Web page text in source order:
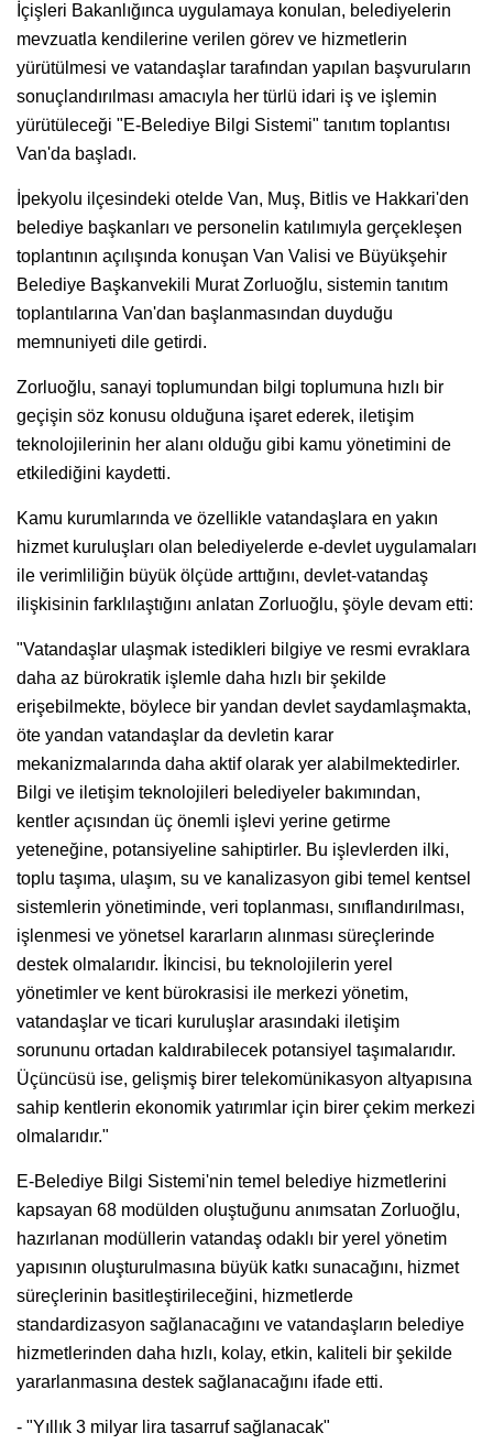
İçişleri Bakanlığınca uygulamaya konulan, belediyelerin
mevzuatla kendilerine verilen görev ve hizmetlerin
yürütülmesi ve vatandaşlar tarafından yapılan başvuruların
sonuçlandırılması amacıyla her türlü idari iş ve işlemin
yürütüleceği "E-Belediye Bilgi Sistemi" tanıtım toplantısı
Van'da başladı.
İpekyolu ilçesindeki otelde Van, Muş, Bitlis ve Hakkari'den
belediye başkanları ve personelin katılımıyla gerçekleşen
toplantının açılışında konuşan Van Valisi ve Büyükşehir
Belediye Başkanvekili Murat Zorluoğlu, sistemin tanıtım
toplantılarına Van'dan başlanmasından duyduğu
memnuniyeti dile getirdi.
Zorluoğlu, sanayi toplumundan bilgi toplumuna hızlı bir
geçişin söz konusu olduğuna işaret ederek, iletişim
teknolojilerinin her alanı olduğu gibi kamu yönetimini de
etkilediğini kaydetti.
Kamu kurumlarında ve özellikle vatandaşlara en yakın
hizmet kuruluşları olan belediyelerde e-devlet uygulamaları
ile verimliliğin büyük ölçüde arttığını, devlet-vatandaş
ilişkisinin farklılaştığını anlatan Zorluoğlu, şöyle devam etti:
"Vatandaşlar ulaşmak istedikleri bilgiye ve resmi evraklara
daha az bürokratik işlemle daha hızlı bir şekilde
erişebilmekte, böylece bir yandan devlet saydamlaşmakta,
öte yandan vatandaşlar da devletin karar
mekanizmalarında daha aktif olarak yer alabilmektedirler.
Bilgi ve iletişim teknolojileri belediyeler bakımından,
kentler açısından üç önemli işlevi yerine getirme
yeteneğine, potansiyeline sahiptirler. Bu işlevlerden ilki,
toplu taşıma, ulaşım, su ve kanalizasyon gibi temel kentsel
sistemlerin yönetiminde, veri toplanması, sınıflandırılması,
işlenmesi ve yönetsel kararların alınması süreçlerinde
destek olmalarıdır. İkincisi, bu teknolojilerin yerel
yönetimler ve kent bürokrasisi ile merkezi yönetim,
vatandaşlar ve ticari kuruluşlar arasındaki iletişim
sorununu ortadan kaldırabilecek potansiyel taşımalarıdır.
Üçüncüsü ise, gelişmiş birer telekomünikasyon altyapısına
sahip kentlerin ekonomik yatırımlar için birer çekim merkezi
olmalarıdır."
E-Belediye Bilgi Sistemi'nin temel belediye hizmetlerini
kapsayan 68 modülden oluştuğunu anımsatan Zorluoğlu,
hazırlanan modüllerin vatandaş odaklı bir yerel yönetim
yapısının oluşturulmasına büyük katkı sunacağını, hizmet
süreçlerinin basitleştirileceğini, hizmetlerde
standardizasyon sağlanacağını ve vatandaşların belediye
hizmetlerinden daha hızlı, kolay, etkin, kaliteli bir şekilde
yararlanmasına destek sağlanacağını ifade etti.
- "Yıllık 3 milyar lira tasarruf sağlanacak"